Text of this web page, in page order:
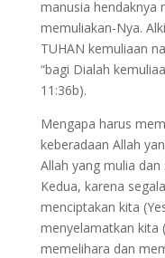
manusia hendaknya
memuliakan-Nya.
TUHAN kemuliaan
“bagi Dialah
11:36b).
Mengapa harus
keberadaan Allah
Allah yang mulia
Kedua, karena
menciptakan kita
menyelamatkan kita
memelihara dan